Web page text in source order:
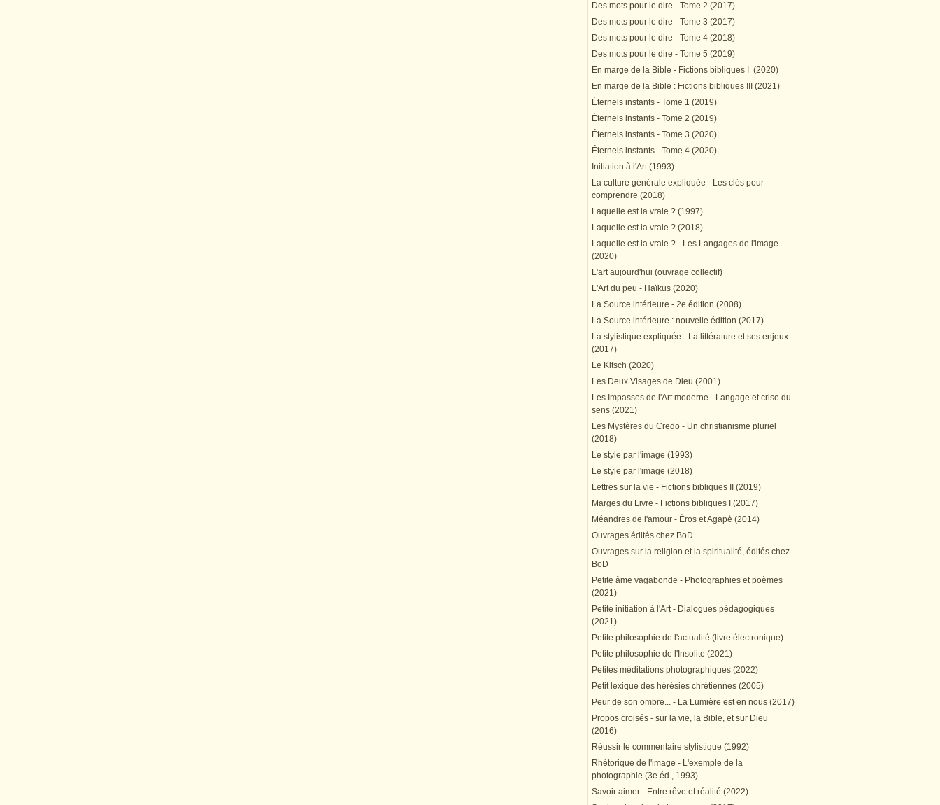
Des mots pour le dire - Tome 2 (2017)
Des mots pour le dire - Tome 3 (2017)
Des mots pour le dire - Tome 4 (2018)
Des mots pour le dire - Tome 5 (2019)
En marge de la Bible - Fictions bibliques I (2020)
En marge de la Bible : Fictions bibliques III (2021)
Éternels instants - Tome 1 (2019)
Éternels instants - Tome 2 (2019)
Éternels instants - Tome 3 (2020)
Éternels instants - Tome 4 (2020)
Initiation à l'Art (1993)
La culture générale expliquée - Les clés pour
comprendre (2018)
Laquelle est la vraie ? (1997)
Laquelle est la vraie ? (2018)
Laquelle est la vraie ? - Les Langages de l'image
(2020)
L'art aujourd'hui (ouvrage collectif)
L'Art du peu - Haïkus (2020)
La Source intérieure - 2e édition (2008)
La Source intérieure : nouvelle édition (2017)
La stylistique expliquée - La littérature et ses enjeux
(2017)
Le Kitsch (2020)
Les Deux Visages de Dieu (2001)
Les Impasses de l'Art moderne - Langage et crise du
sens (2021)
Les Mystères du Credo - Un christianisme pluriel
(2018)
Le style par l'image (1993)
Le style par l'image (2018)
Lettres sur la vie - Fictions bibliques II (2019)
Marges du Livre - Fictions bibliques I (2017)
Méandres de l'amour - Éros et Agapè (2014)
Ouvrages édités chez BoD
Ouvrages sur la religion et la spiritualité, édités chez
BoD
Petite âme vagabonde - Photographies et poèmes
(2021)
Petite initiation à l'Art - Dialogues pédagogiques
(2021)
Petite philosophie de l'actualité (livre électronique)
Petite philosophie de l'Insolite (2021)
Petites méditations photographiques (2022)
Petit lexique des hérésies chrétiennes (2005)
Peur de son ombre... - La Lumière est en nous (2017)
Propos croisés - sur la vie, la Bible, et sur Dieu
(2016)
Réussir le commentaire stylistique (1992)
Rhétorique de l'image - L'exemple de la
photographie (3e éd., 1993)
Savoir aimer - Entre rêve et réalité (2022)